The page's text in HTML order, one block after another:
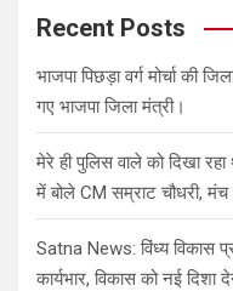
c
Recent Posts
भाजपा पिछड़ा वर्ग मोर्चा की
गए भाजपा जिला मंत्री।
मेरे ही पुलिस वाले को दिखा रहा
में बोले CM सम्राट चौधरी,
Satna News: विंध्य विकास
कार्यभार, विकास को नई